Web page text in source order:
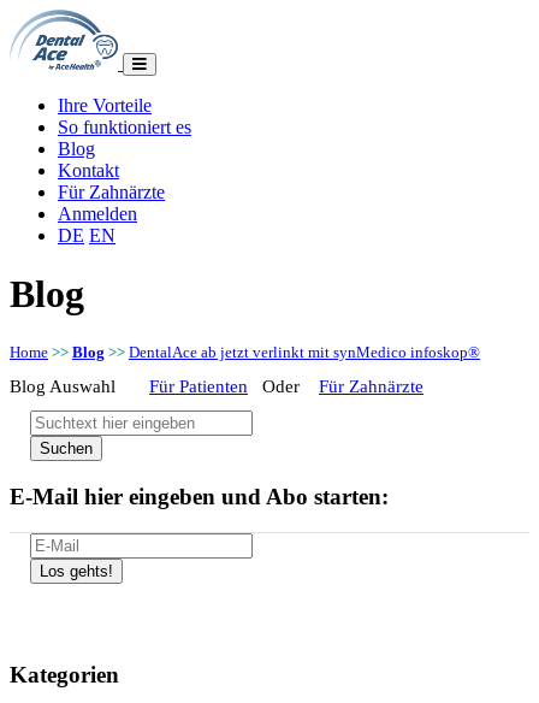
Ihre Vorteile
So funktioniert es
Blog
Kontakt
Für Zahnärzte
Anmelden
DE EN
Blog
Home >> Blog >> DentalAce ab jetzt verlinkt mit synMedico infoskop®
Blog Auswahl Für Patienten Oder Für Zahnärzte
E-Mail hier eingeben und Abo starten:
Kategorien